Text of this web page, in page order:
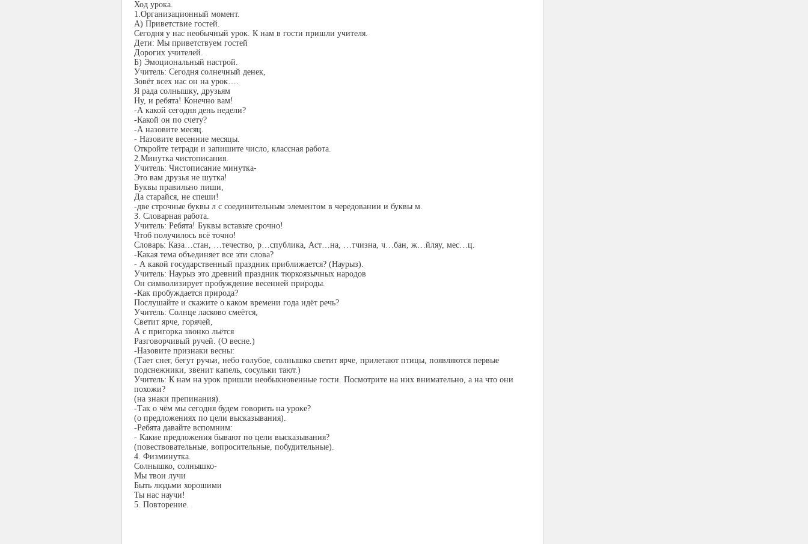
Ход урока.
1.Организационный момент.
А) Приветствие гостей.
Сегодня у нас необычный урок. К нам в гости пришли учителя.
Дети: Мы приветствуем гостей
Дорогих учителей.
Б) Эмоциональный настрой.
Учитель: Сегодня солнечный денек,
Зовёт всех нас он на урок….
Я рада солнышку, друзьям
Ну, и ребята! Конечно вам!
-А какой сегодня день недели?
-Какой он по счету?
-А назовите месяц.
- Назовите весенние месяцы.
Откройте тетради и запишите число, классная работа.
2.Минутка чистописания.
Учитель: Чистописание минутка-
Это вам друзья не шутка!
Буквы правильно пиши,
Да старайся, не спеши!
-две строчные буквы л с соединительным элементом в чередовании и буквы м.
3. Словарная работа.
Учитель: Ребята! Буквы вставьте срочно!
Чтоб получилось всё точно!
Словарь: Каза…стан, …течество, р…спублика, Аст…на, …тчизна, ч…бан, ж…йляу, мес…ц.
-Какая тема объединяет все эти слова?
- А какой государственный праздник приближается? (Наурыз).
Учитель: Наурыз это древний праздник тюркоязычных народов
Он символизирует пробуждение весенней природы.
-Как пробуждается природа?
Послушайте и скажите о каком времени года идёт речь?
Учитель: Солнце ласково смеётся,
Светит ярче, горячей,
А с пригорка звонко льётся
Разговорчивый ручей. (О весне.)
-Назовите признаки весны:
(Тает снег, бегут ручьи, небо голубое, солнышко светит ярче, прилетают птицы, появляются первые
подснежники, звенит капель, сосульки тают.)
Учитель: К нам на урок пришли необыкновенные гости. Посмотрите на них внимательно, а на что они
похожи?
(на знаки препинания).
-Так о чём мы сегодня будем говорить на уроке?
(о предложениях по цели высказывания).
-Ребята давайте вспомним:
- Какие предложения бывают по цели высказывания?
(повествовательные, вопросительные, побудительные).
4. Физминутка.
Солнышко, солнышко-
Мы твои лучи
Быть людьми хорошими
Ты нас научи!
5. Повторение.